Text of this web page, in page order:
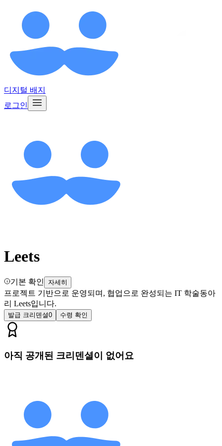
디지털 배지
로그인
Leets
기본 확인 자세히
프로젝트 기반으로 운영되며, 협업으로 완성되는 IT 학술동아
리 Leets입니다.
발급 크리덴셜0 수령 확인
아직 공개된 크리덴셜이 없어요